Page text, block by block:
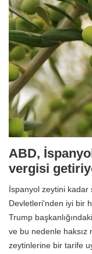
ABD,
vergisi
İspanyol zeytini kadar
Devletleri'nden iyi bir
Trump
ve bu nedenle
zeytinlerine bir tarife